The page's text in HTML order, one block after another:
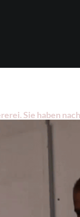
Sie haben
für Mülheim